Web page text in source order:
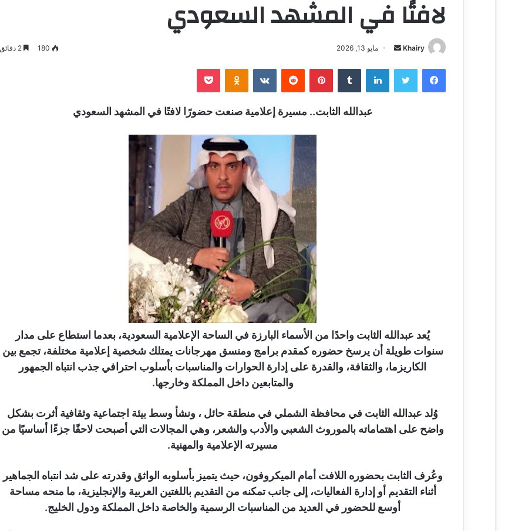
لافتًا في المشهد السعودي
Khairy
أ
ل
مايو 13, 2026 180 2 دقائق
فيسبوك تويتر لينكدإن ‏Tumblr بينتيريست ‏Reddit
‏VKontakte
Odnoklassniki بوكيت
عبدالله الثابت.. مسيرة إعلامية صنعت حضورًا لافتًا في المشهد السعودي
يُعد عبدالله الثابت واحدًا من الأسماء البارزة في الساحة الإعلامية السعودية، بعدما استطاع على مدار
سنوات طويلة أن يرسخ حضوره كمقدم برامج ومنسق مهرجانات يمتلك شخصية إعلامية مختلفة، تجمع بين
الكاريزما، والثقافة، والقدرة على إدارة الحوارات والمناسبات بأسلوب احترافي جذب انتباه الجمهور
والمتابعين داخل المملكة وخارجها.
وُلد عبدالله الثابت في محافظة الشملي في منطقة حائل ، ونشأ وسط بيئة اجتماعية وثقافية أثرت بشكل
واضح على اهتماماته بالموروث الشعبي والأدب والشعر، وهي المجالات التي أصبحت لاحقًا جزءًا أساسيًا من
مسيرته الإعلامية والمهنية.
وعُرف الثابت بحضوره اللافت أمام الميكروفون، حيث يتميز بأسلوبه الواثق وقدرته على شد انتباه الجماهير
أثناء التقديم أو إدارة الفعاليات، إلى جانب تمكنه من التقديم باللغتين العربية والإنجليزية، ما منحه مساحة
أوسع للحضور في العديد من المناسبات الرسمية والخاصة داخل المملكة ودول الخليج.